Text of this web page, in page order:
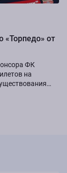
«Торпедо» от
ФК
на